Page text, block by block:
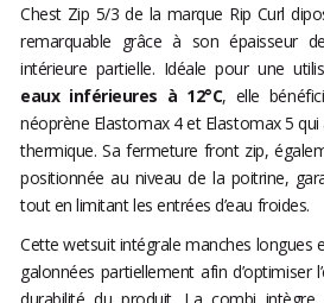
Chest Zip 5/3 de la marque Rip Curl
remarquable grâce à son épaisseur
intérieure partielle. Idéale pour une
eaux inférieures à 12°C, elle
néoprène Elastomax 4 et Elastomax 5
thermique. Sa fermeture front zip,
positionnée au niveau de la poitrine,
tout en limitant les entrées d’eau froides.
Cette wetsuit intégrale manches longues
galonnées partiellement afin d’optimiser